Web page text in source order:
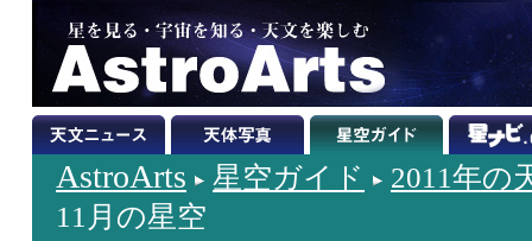
AstroArts 星空ガイド
2011年の
11月の星空